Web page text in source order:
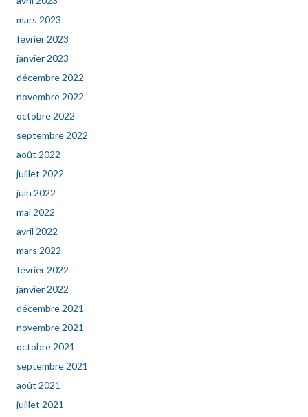
mars 2023
février 2023
janvier 2023
décembre 2022
novembre 2022
octobre 2022
septembre 2022
août 2022
juillet 2022
juin 2022
mai 2022
avril 2022
mars 2022
février 2022
janvier 2022
décembre 2021
novembre 2021
octobre 2021
septembre 2021
août 2021
juillet 2021